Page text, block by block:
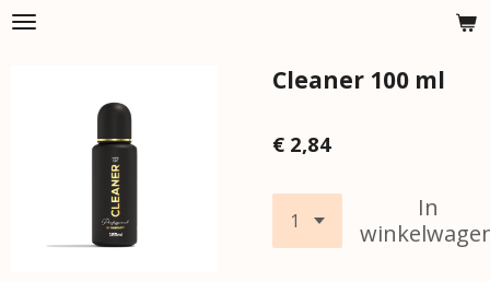
Ga
Cleaner 100 ml
€ 2,84
In